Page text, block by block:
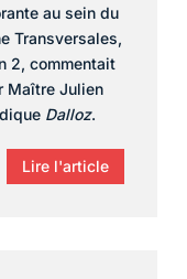
au sein du
Transversales,
2, commentait
Maître Julien
Dalloz.
Lire l'article